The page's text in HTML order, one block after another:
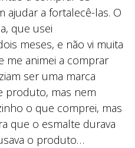
a fortalecê-las. O
que usei
meses, e não vi muita
me animei a comprar
ser uma marca
produto, mas nem
o que comprei, mas
que o esmalte durava
o produto…